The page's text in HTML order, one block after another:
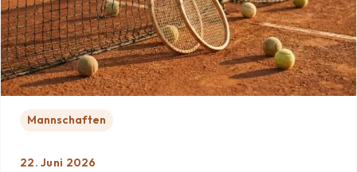
Mannschaften
22. Juni 2026